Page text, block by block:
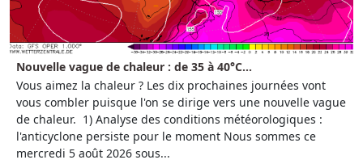
Nouvelle vague de chaleur : de 35 à 40°C...
Vous aimez la chaleur ? Les dix prochaines journées vont
vous combler puisque l'on se dirige vers une nouvelle vague
de chaleur. 1) Analyse des conditions météorologiques :
l'anticyclone persiste pour le moment Nous sommes ce
mercredi 5 août 2026 sous...